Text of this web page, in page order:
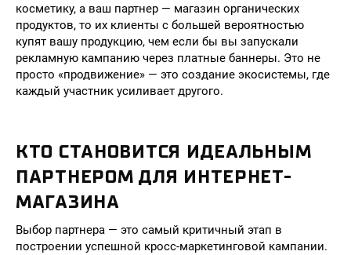
косметику, а ваш партнер — магазин органических
продуктов, то их клиенты с большей вероятностью
купят вашу продукцию, чем если бы вы запускали
рекламную кампанию через платные баннеры. Это не
просто «продвижение» — это создание экосистемы, где
каждый участник усиливает другого.
КТО СТАНОВИТСЯ ИДЕАЛЬНЫМ
ПАРТНЕРОМ ДЛЯ ИНТЕРНЕТ-
МАГАЗИНА
Выбор партнера — это самый критичный этап в
построении успешной кросс-маркетинговой кампании.